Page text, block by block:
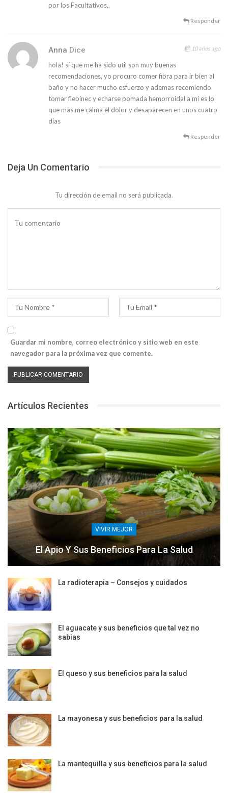
por los Facultativos,.
Responder
Anna Dice 10 años ago
hola! sí que me ha sido util son muy buenas
recomendaciones, yo procuro comer fibra para ir bien al
baño y no hacer mucho esfuerzo y ademas recomiendo
tomar flebinec y echarse pomada hemorroidal a mi es lo
que mas me calma el dolor y desaparecen en unos cuatro
dias
Responder
Deja Un Comentario
Tu dirección de email no será publicada.
Guardar mi nombre, correo electrónico y sitio web en este
navegador para la próxima vez que comente.
Artículos Recientes
VIVIR MEJOR
El Apio Y Sus Beneficios Para La Salud
La radioterapia – Consejos y cuidados
El aguacate y sus beneficios que tal vez no
sabias
El queso y sus beneficios para la salud
La mayonesa y sus beneficios para la salud
La mantequilla y sus beneficios para la salud